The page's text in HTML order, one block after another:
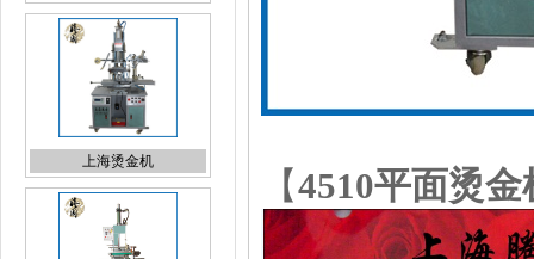
垃圾箱烫金机
【4510平面烫金